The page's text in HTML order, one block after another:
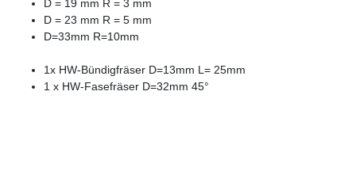
D = 19 mm R = 3 mm
D = 23 mm R = 5 mm
D=33mm R=10mm
1x HW-Bündigfräser D=13mm L= 25mm
1 x HW-Fasefräser D=32mm 45°